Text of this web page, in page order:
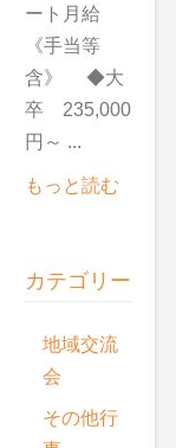
ート月給
《手当等
含》 ◆大
卒 235,000
円～ ...
もっと読む
カテゴリー
地域交流
会
その他行